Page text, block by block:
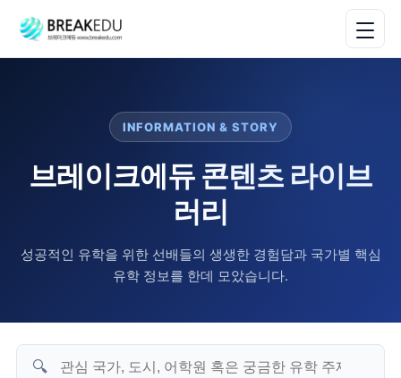
INFORMATION & STORY
브레이크에듀 콘텐츠 라이브
러리
성공적인 유학을 위한 선배들의 생생한 경험담과 국가별 핵심
유학 정보를 한데 모았습니다.
🔍